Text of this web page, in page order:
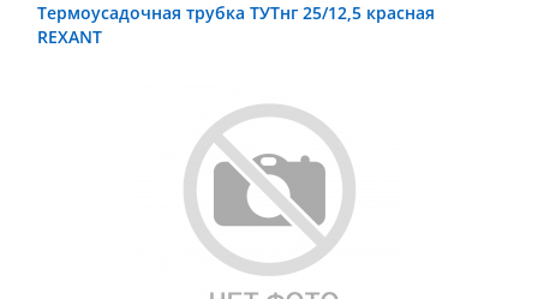
Термоусадочная трубка ТУТнг 25/12,5 красная
REXANT